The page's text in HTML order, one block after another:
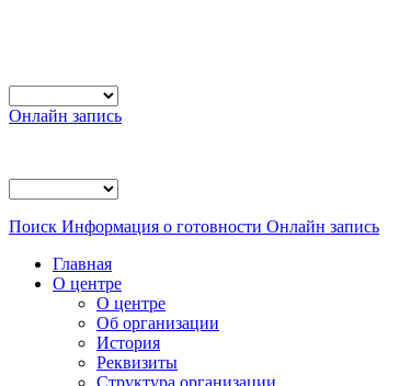
Онлайн запись
Поиск Информация о готовности Онлайн запись
Главная
О центре
О центре
Об организации
История
Реквизиты
Структура организации